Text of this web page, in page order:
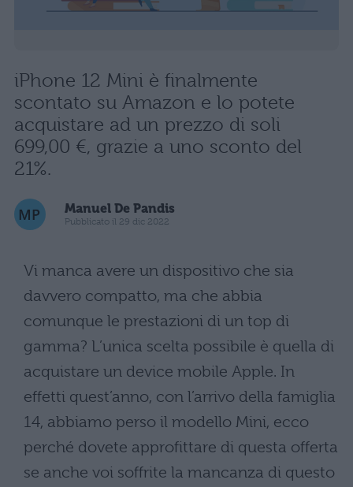
iPhone 12 Mini è finalmente
scontato su Amazon e lo potete
acquistare ad un prezzo di soli
699,00 €, grazie a uno sconto del
21%.
Manuel De Pandis
Pubblicato il 29 dic 2022
Vi manca avere un dispositivo che sia
davvero compatto, ma che abbia
comunque le prestazioni di un top di
gamma? L’unica scelta possibile è quella di
acquistare un device mobile Apple. In
effetti quest’anno, con l’arrivo della famiglia
14, abbiamo perso il modello Mini, ecco
perché dovete approfittare di questa offerta
se anche voi soffrite la mancanza di questo